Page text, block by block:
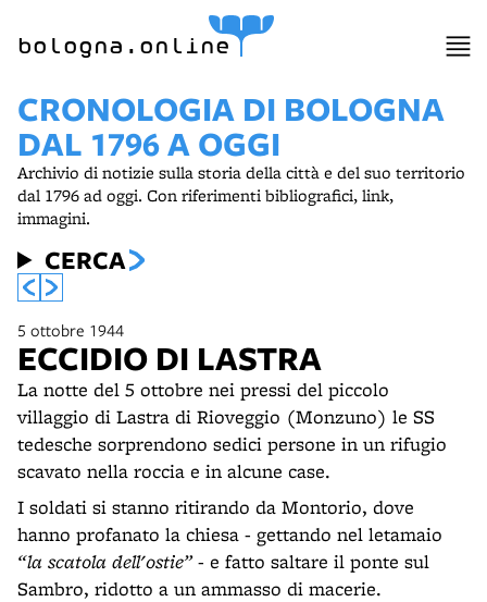
bologna.online
CRONOLOGIA DI BOLOGNA
DAL 1796 A OGGI
Archivio di notizie sulla storia della città e del suo territorio
dal 1796 ad oggi. Con riferimenti bibliografici, link,
immagini.
CERCA
5 ottobre 1944
ECCIDIO DI LASTRA
La notte del 5 ottobre nei pressi del piccolo
villaggio di Lastra di Rioveggio (Monzuno) le SS
tedesche sorprendono sedici persone in un rifugio
scavato nella roccia e in alcune case.
I soldati si stanno ritirando da Montorio, dove
hanno profanato la chiesa - gettando nel letamaio
“la scatola dell'ostie”- e fatto saltare il ponte sul
Sambro, ridotto a un ammasso di macerie.